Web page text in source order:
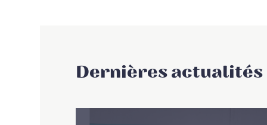
Dernières actualités